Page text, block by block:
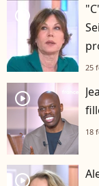
player2
25
player2
18
player2